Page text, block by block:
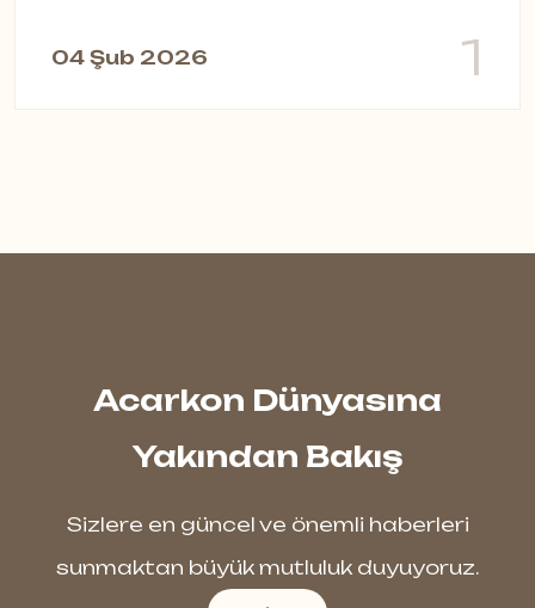
04 Şub 2026 1
Acarkon Dünyasına
Yakından Bakış
Sizlere en güncel ve önemli haberleri
sunmaktan büyük mutluluk duyuyoruz.